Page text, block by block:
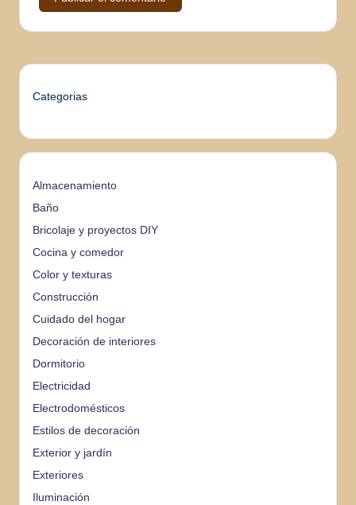
Categorias
Almacenamiento
Baño
Bricolaje y proyectos DIY
Cocina y comedor
Color y texturas
Construcción
Cuidado del hogar
Decoración de interiores
Dormitorio
Electricidad
Electrodomésticos
Estilos de decoración
Exterior y jardín
Exteriores
Iluminación